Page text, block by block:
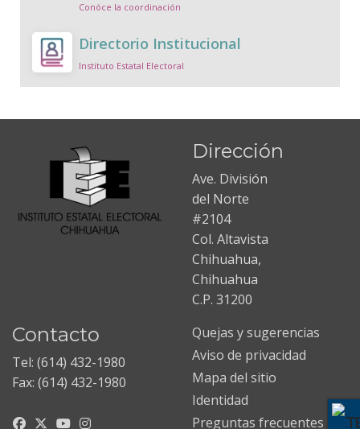
Conóce la coordinación
Directorio Institucional
Instituto Estatal Electoral
Dirección
Ave. División
del Norte
#2104
Col. Altavista
Chihuahua,
Chihuahua
C.P. 31200
Contacto
Tel: (614) 432-1980
Fax: (614) 432-1980
Quejas y sugerencias
Aviso de privacidad
Mapa del sitio
Identidad
Preguntas frecuentes